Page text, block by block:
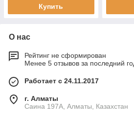
Купить
О нас
Рейтинг не сформирован
Менее 5 отзывов за последний
Работает с 24.11.2017
г. Алматы
Саина 197А, Алматы, Казахстан